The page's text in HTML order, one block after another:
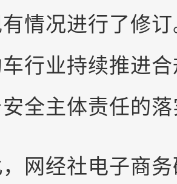
情况进行了修
行业持续推进
全主体责任的
经社电子商务